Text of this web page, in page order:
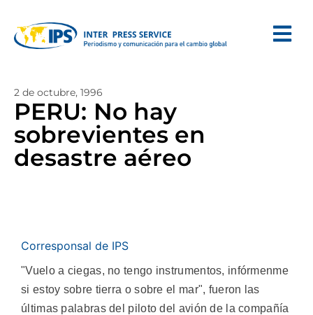
2 de octubre, 1996
PERU: No hay
sobrevientes en
desastre aéreo
Corresponsal de IPS
"Vuelo a ciegas, no tengo instrumentos, infórmenme
si estoy sobre tierra o sobre el mar", fueron las
últimas palabras del piloto del avión de la compañía